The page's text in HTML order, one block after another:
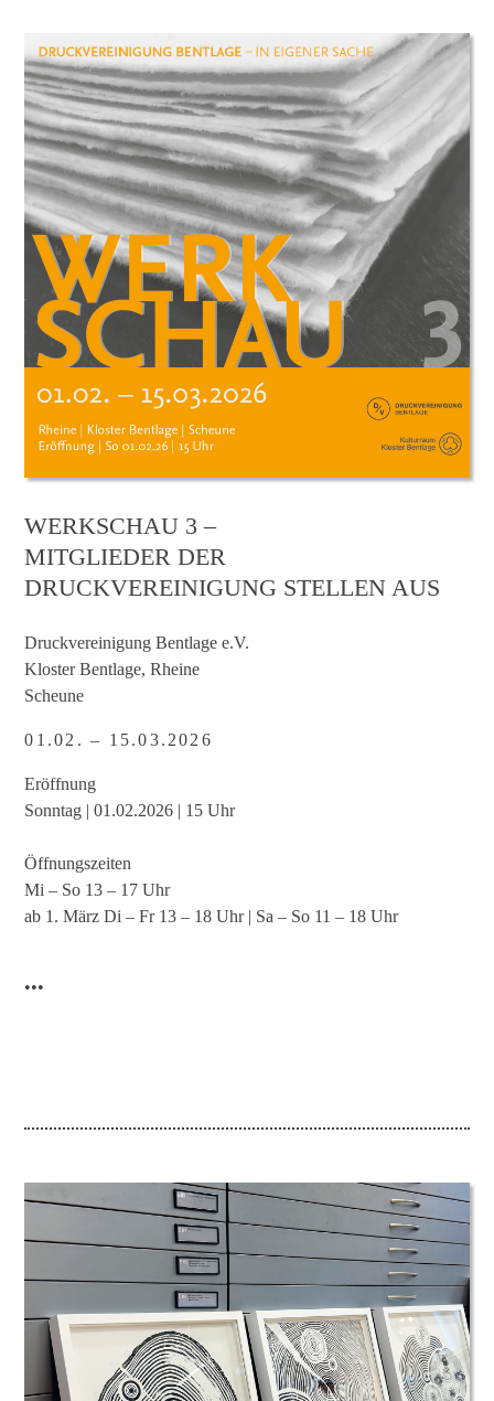
WERKSCHAU 3 –
MITGLIEDER DER
DRUCKVEREINIGUNG STELLEN AUS
Druckvereinigung Bentlage e.V.
Kloster Bentlage, Rheine
Scheune
01.02. – 15.03.2026
Eröffnung
Sonntag | 01.02.2026 | 15 Uhr
Öffnungszeiten
Mi – So 13 – 17 Uhr
ab 1. März Di – Fr 13 – 18 Uhr | Sa – So 11 – 18 Uhr
•••